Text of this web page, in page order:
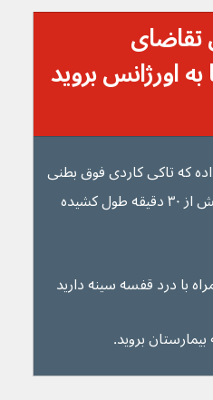
تقاضای
اورژانس بروید
که تاکی کاردی فوق بطنی
دارید و حمله‌ی شما بیش از ۳۰ دقیقه طول کشیده
با درد قفسه سینه دارید
بروید.